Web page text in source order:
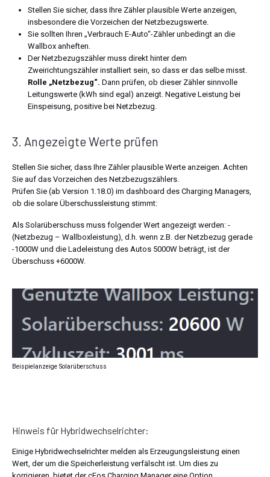
Stellen Sie sicher, dass Ihre Zähler plausible Werte anzeigen,
insbesondere die Vorzeichen der Netzbezugswerte.
Sie sollten Ihren „Verbrauch E-Auto“-Zähler unbedingt an die
Wallbox anheften.
Der Netzbezugszähler muss direkt hinter dem
Zweirichtungszähler installiert sein, so dass er das selbe misst.
Rolle „Netzbezug“. Dann prüfen, ob dieser Zähler sinnvolle
Leitungswerte (kWh sind egal) anzeigt. Negative Leistung bei
Einspeisung, positive bei Netzbezug.
3. Angezeigte Werte prüfen
Stellen Sie sicher, dass Ihre Zähler plausible Werte anzeigen. Achten
Sie auf das Vorzeichen des Netzbezugszählers.
Prüfen Sie (ab Version 1.18.0) im dashboard des Charging Managers,
ob die solare Überschussleistung stimmt:
Als Solarüberschuss muss folgender Wert angezeigt werden: -
(Netzbezug – Wallboxleistung), d.h. wenn z.B. der Netzbezug gerade
-1000W und die Ladeleistung des Autos 5000W beträgt, ist der
Überschuss +6000W.
Beispielanzeige Solarüberschuss
Hinweis für Hybridwechselrichter:
Einige Hybridwechselrichter melden als Erzeugungsleistung einen
Wert, der um die Speicherleistung verfälscht ist. Um dies zu